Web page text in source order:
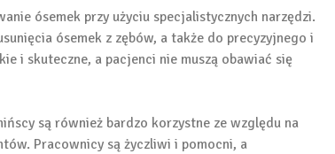
ósemek przy użyciu specjalistycznych narzędzi.
ósemek z zębów, a także do precyzyjnego i
i skuteczne, a pacjenci nie muszą obawiać się
są również bardzo korzystne ze względu na
Pracownicy są życzliwi i pomocni, a